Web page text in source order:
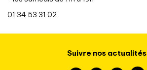
01 34 53 31 02
Suivre nos actualités